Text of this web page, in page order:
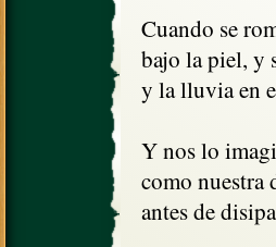
Cuando se
bajo la piel, y
y la lluvia en
Y nos lo
como nuestra
antes de